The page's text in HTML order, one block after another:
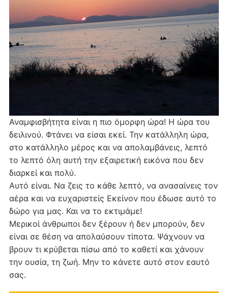
Αναμφισβήτητα είναι η πιο όμορφη ώρα! Η ώρα του
δειλινού. Φτάνει να είσαι εκεί. Την κατάλληλη ώρα,
στο κατάλληλο μέρος και να απολαμβάνεις, λεπτό
το λεπτό όλη αυτή την εξαιρετική εικόνα που δεν
διαρκεί και πολύ.
Αυτό είναι. Να ζεις το κάθε λεπτό, να ανασαίνεις τον
αέρα και να ευχαριστείς Εκείνον που έδωσε αυτό το
δώρο για μας. Και να το εκτιμάμε!
Μερικοί άνθρωποι δεν ξέρουν ή δεν μπορούν, δεν
είναι σε θέση να απολαύσουν τίποτα. Ψάχνουν να
βρουν τι κρύβεται πίσω από το καθετί και χάνουν
την ουσία, τη ζωή. Μην το κάνετε αυτό στον εαυτό
σας.